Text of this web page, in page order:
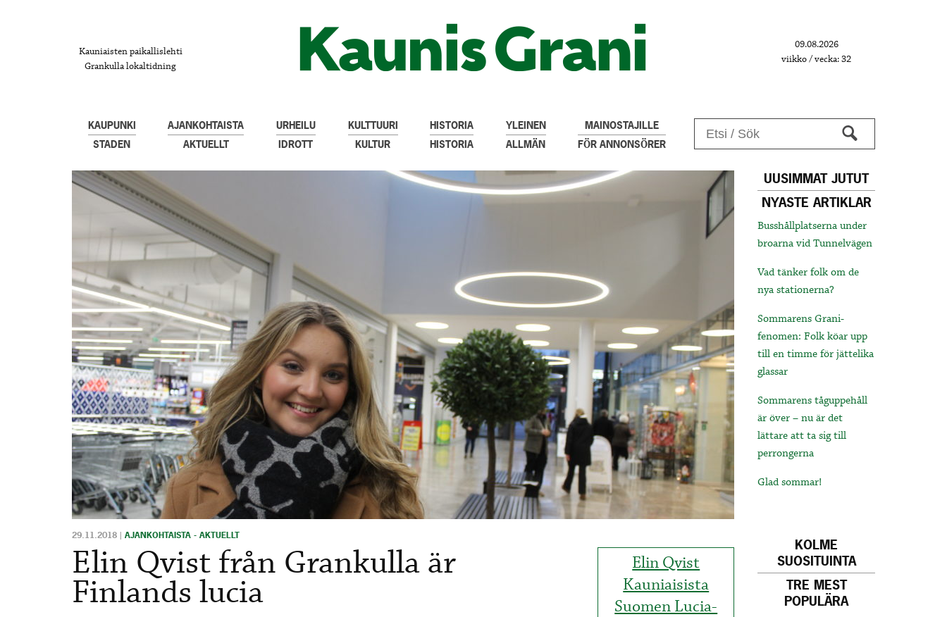
Kauniaisten paikallislehti
Grankulla lokaltidning
09.08.2026
viikko / vecka: 32
KAUPUNKI
STADEN
AJANKOHTAISTA
AKTUELLT
URHEILU
IDROTT
KULTTUURI
KULTUR
HISTORIA
HISTORIA
YLEINEN
ALLMÄN
MAINOSTAJILLE
FÖR ANNONSÖRER
Elin Qvist
Kauniaisista
Suomen Lucia-
29.11.2018 | AJANKOHTAISTA - AKTUELLT
Elin Qvist från Grankulla är
Finlands lucia
UUSIMMAT JUTUT
NYASTE ARTIKLAR
Busshållplatserna under
broarna vid Tunnelvägen
Vad tänker folk om de
nya stationerna?
Sommarens Grani-
fenomen: Folk köar upp
till en timme för jättelika
glassar
Sommarens tåguppehåll
är över – nu är det
lättare att ta sig till
perrongerna
Glad sommar!
KOLME
SUOSITUINTA
TRE MEST
POPULÄRA